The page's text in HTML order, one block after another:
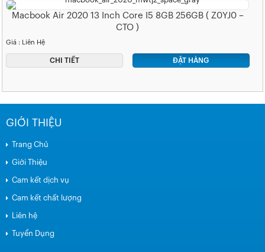
Macbook Air 2020 13 Inch Core I5 8GB 256GB ( Z0YJ0 –
CTO )
Giá : Liên Hệ
CHI TIẾT ĐẶT HÀNG
GIỚI THIỆU
Trang Chủ
Giới Thiệu
Cam kết dịch vụ
Cam kết chất lượng
Liên hệ
Tuyển Dụng